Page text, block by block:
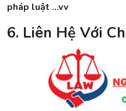
pháp luật …vv
6. Liên Hệ Với